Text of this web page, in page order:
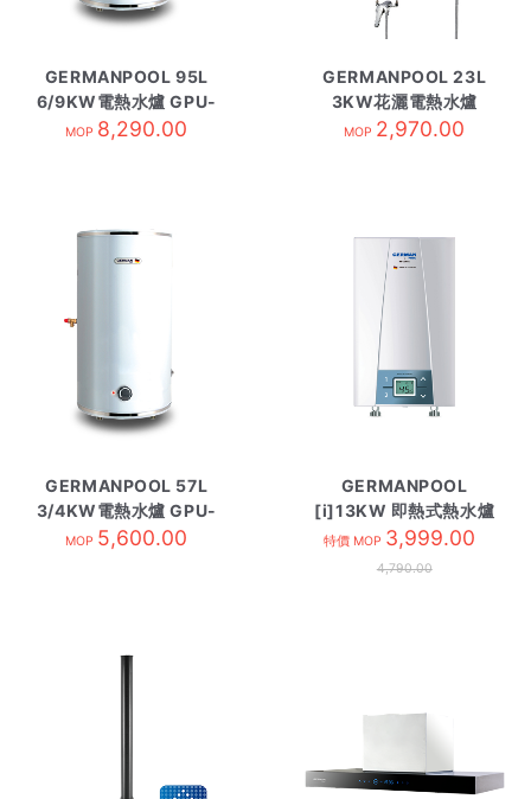
GERMANPOOL 95L
6/9KW電熱水爐 GPU-
25 圓型
MOP 8,290.00
GERMANPOOL 23L
3KW花灑電熱水爐
GPN-603TD
MOP 2,970.00
GERMANPOOL 57L
3/4KW電熱水爐 GPU-
15 圓型
MOP 5,600.00
GERMANPOOL
[i]13KW 即熱式熱水爐
CEX13 三相電
特價 MOP 3,999.00
4,790.00